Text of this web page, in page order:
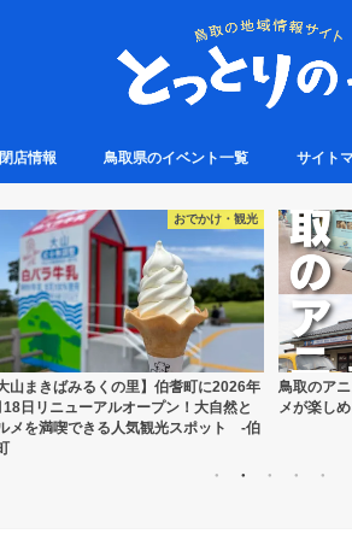
店情報 鳥取県のイベント一覧 サイト
未分類
のアニメスポット7選！子連れでアニ
楽しめるスポットをご紹介
鳥取のう
ぎにちな